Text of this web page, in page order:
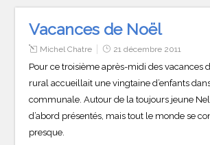
Vacances de Noël
Michel Chatre 21 décembre 2011
Pour ce troisième après-midi des vacances
rural accueillait une vingtaine d’enfants
communale. Autour de la toujours jeune
d’abord présentés, mais tout le monde se
presque.